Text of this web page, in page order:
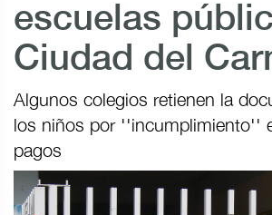
escuelas
Ciudad del
Algunos colegios retienen la
los niños por ''incumplimiento''
pagos